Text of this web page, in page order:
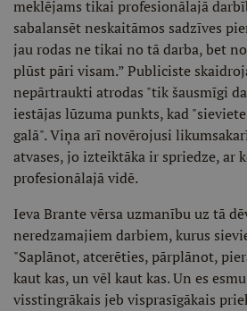
meklējams tikai profesionālajā
sabalansēt neskaitāmos sadzīves
jau rodas ne tikai no tā darba, bet
plūst pāri visam.” Publiciste
nepārtraukti atrodas "tik šausmīgi
iestājas lūzuma punkts, kad
galā". Viņa arī novērojusi
atvases, jo izteiktāka ir spriedze, ar
profesionālajā vidē.
Ieva Brante vērsa uzmanību uz tā
neredzamajiem darbiem, kurus
"Saplānot, atcerēties, pārplānot,
kaut kas, un vēl kaut kas. Un es
visstingrākais jeb visprasīgākais